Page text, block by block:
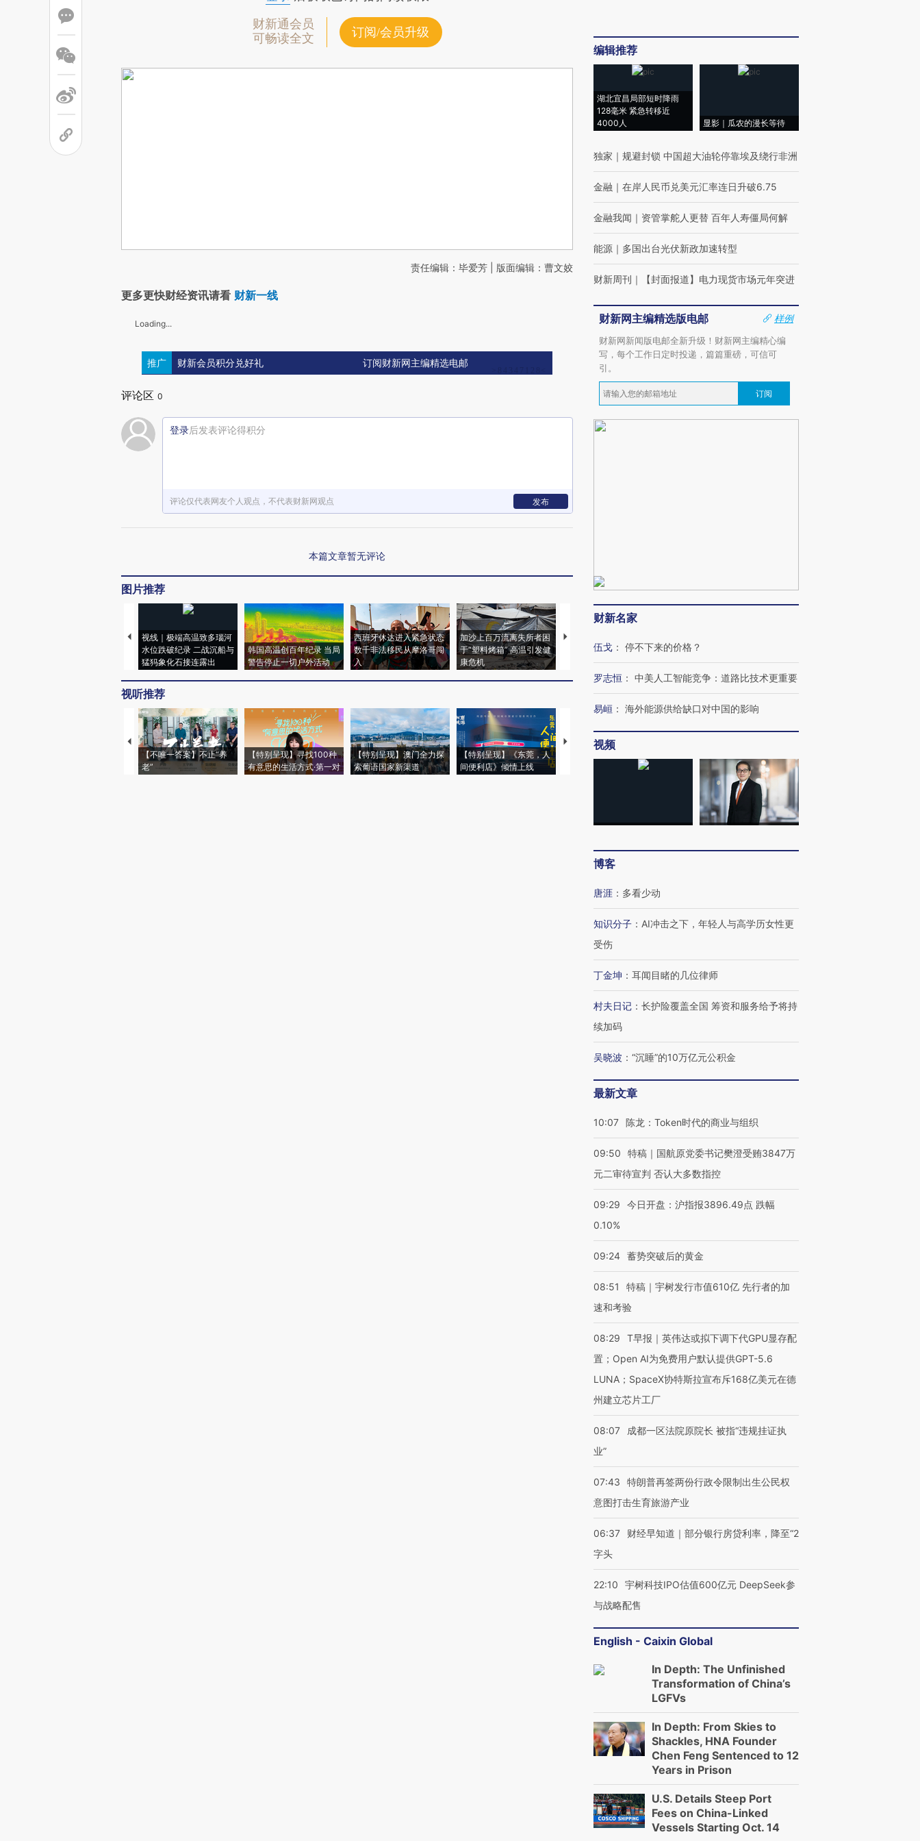
财新通会员
可畅读全文
订阅/会员升级
责任编辑：毕爱芳 | 版面编辑：曹文姣
更多更快财经资讯请看 财新一线
Loading...
推广 财新会员积分兑好礼 订阅财新网主编精选电邮
评论区 0
登录后发表评论得积分
评论仅代表网友个人观点，不代表财新网观点 发布
本篇文章暂无评论
图片推荐
视线｜极端高温致多瑙河
水位跌破纪录 二战沉船与
猛犸象化石接连露出
韩国高温创百年纪录 当局
警告停止一切户外活动
西班牙休达进入紧急状态
数千非法移民从摩洛哥闯
入
加沙上百万流离失所者困
于“塑料烤箱” 高温引发健
康危机
视线｜HYROX的吸金
术：是什么让中产们甘
心“花钱找虐”？
粒摇头丸 尿检体内含3种
毒品
育部长拱下台
视听推荐
【不唯一答案】不止“养
老”
【特别呈现】寻找100种
有意思的生活方式·第一对
【特别呈现】澳门全力探
索葡语国家新渠道
【特别呈现】《东莞，人
间便利店》倾情上线
【推广】走进第四届链博
有意思的生活方式·第三对
住三大增长引擎是什么？
编辑推荐
湖北宜昌局部短时降雨
128毫米 紧急转移近
4000人
显影｜瓜农的漫长等待
独家 ｜ 规避封锁 中国超大油轮停靠埃及绕行非洲
金融 ｜ 在岸人民币兑美元汇率连日升破6.75
金融我闻 ｜ 资管掌舵人更替 百年人寿僵局何解
能源 ｜ 多国出台光伏新政加速转型
财新周刊 ｜ 【封面报道】电力现货市场元年突进
财新网主编精选版电邮
样例
财新网新闻版电邮全新升级！财新网主编精心编
写，每个工作日定时投递，篇篇重磅，可信可
引。
订阅
财新名家
伍戈 ： 停不下来的价格？
罗志恒 ： 中美人工智能竞争：道路比技术更重要
易峘 ： 海外能源供给缺口对中国的影响
视频
博客
唐涯 ： 多看少动
知识分子 ： AI冲击之下，年轻人与高学历女性更
受伤
丁金坤 ： 耳闻目睹的几位律师
村夫日记 ： 长护险覆盖全国 筹资和服务给予将持
续加码
吴晓波 ： “沉睡”的10万亿元公积金
最新文章
10:07 陈龙：Token时代的商业与组织
09:50
特稿｜国航原党委书记樊澄受贿3847万
元二审待宣判 否认大多数指控
09:29
今日开盘：沪指报3896.49点 跌幅
0.10%
09:24 蓄势突破后的黄金
08:51
特稿｜宇树发行市值610亿 先行者的加
速和考验
08:29
T早报｜英伟达或拟下调下代GPU显存配
置；Open AI为免费用户默认提供GPT-5.6
LUNA；SpaceX协特斯拉宣布斥168亿美元在德
州建立芯片工厂
08:07
成都一区法院原院长 被指“违规挂证执
业”
07:43
特朗普再签两份行政令限制出生公民权
意图打击生育旅游产业
06:37
财经早知道｜部分银行房贷利率，降至“2
字头
22:10
宇树科技IPO估值600亿元 DeepSeek参
与战略配售
English - Caixin Global
In Depth: The Unfinished
Transformation of China’s
LGFVs
In Depth: From Skies to
Shackles, HNA Founder
Chen Feng Sentenced to 12
Years in Prison
U.S. Details Steep Port
Fees on China-Linked
Vessels Starting Oct. 14